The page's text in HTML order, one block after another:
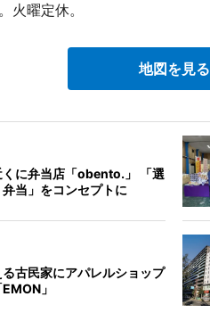
曜定休。
地図を見る
くに弁当店「obento.」 「選
当」をコンセプトに
古民家にアパレルショップ
」